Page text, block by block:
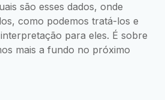
são esses dados, onde
como podemos tratá-los e
para eles. É sobre
mais a fundo no próximo